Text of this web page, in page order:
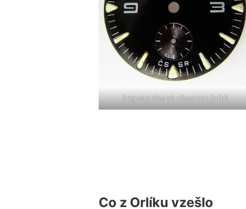
Originální číselník původních Orlíků
Co z Orlíku vzešlo